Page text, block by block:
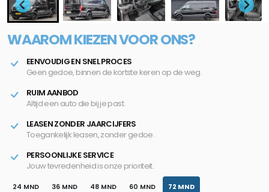
WAAROM KIEZEN VOOR ONS?
EENVOUDIG EN SNEL PROCES
Geen gedoe, binnen de kortste keren op de weg.
RUIM AANBOD
Altijd een auto die bij je past.
LEASEN ZONDER JAARCIJFERS
Toegankelijk leasen, zonder gedoe.
PERSOONLIJKE SERVICE
Jouw tevredenheid is onze prioriteit.
24 MND 36 MND 48 MND 60 MND 72 MND